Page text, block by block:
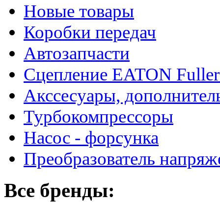
Новые товары
Коробки передач
Автозапчасти
Сцепление EATON
Акссесуары,
Турбокомпрессоры
Насос - форсунка
Преобразователь
Все бренды: